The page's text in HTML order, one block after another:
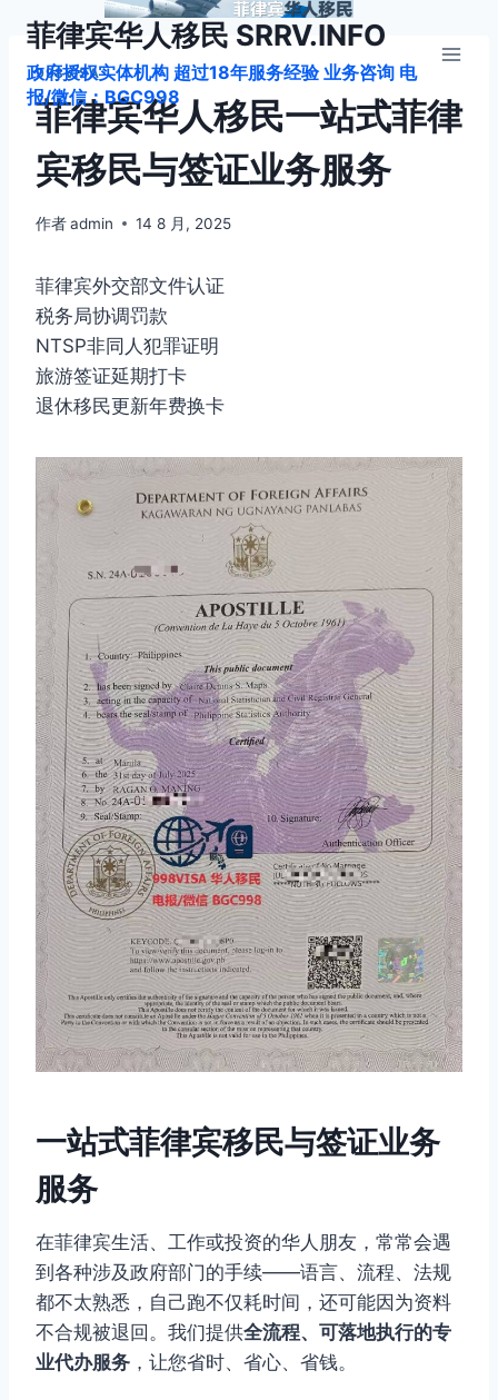
菲律宾华人移民 SRRV.INFO
政府授权实体机构 超过18年服务经验 业务咨询 电
报/微信：BGC998
998VISA
菲律宾华人移民一站式菲律
宾移民与签证业务服务
作者admin 14 8 月, 2025
菲律宾外交部文件认证
税务局协调罚款
NTSP非同人犯罪证明
旅游签证延期打卡
退休移民更新年费换卡
一站式菲律宾移民与签证业务
服务
在菲律宾生活、工作或投资的华人朋友，常常会遇
到各种涉及政府部门的手续——语言、流程、法规
都不太熟悉，自己跑不仅耗时间，还可能因为资料
不合规被退回。我们提供全流程、可落地执行的专
业代办服务 ，让您省时、省心、省钱。